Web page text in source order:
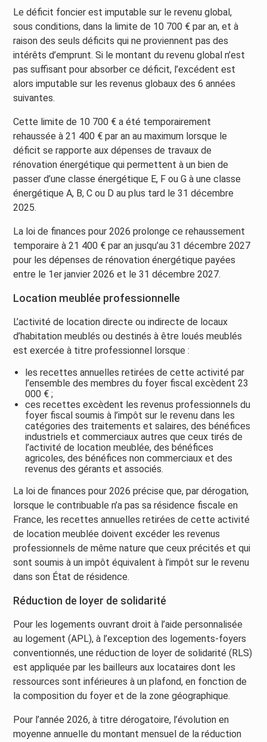
Le déficit foncier est imputable sur le revenu global,
sous conditions, dans la limite de 10 700 € par an, et à
raison des seuls déficits qui ne proviennent pas des
intérêts d’emprunt. Si le montant du revenu global n’est
pas suffisant pour absorber ce déficit, l’excédent est
alors imputable sur les revenus globaux des 6 années
suivantes.
Cette limite de 10 700 € a été temporairement
rehaussée à 21 400 € par an au maximum lorsque le
déficit se rapporte aux dépenses de travaux de
rénovation énergétique qui permettent à un bien de
passer d’une classe énergétique E, F ou G à une classe
énergétique A, B, C ou D au plus tard le 31 décembre
2025.
La loi de finances pour 2026 prolonge ce rehaussement
temporaire à 21 400 € par an jusqu’au 31 décembre 2027
pour les dépenses de rénovation énergétique payées
entre le 1er janvier 2026 et le 31 décembre 2027.
Location meublée professionnelle
L’activité de location directe ou indirecte de locaux
d’habitation meublés ou destinés à être loués meublés
est exercée à titre professionnel lorsque :
les recettes annuelles retirées de cette activité par
l’ensemble des membres du foyer fiscal excèdent 23
000 € ;
ces recettes excèdent les revenus professionnels du
foyer fiscal soumis à l’impôt sur le revenu dans les
catégories des traitements et salaires, des bénéfices
industriels et commerciaux autres que ceux tirés de
l’activité de location meublée, des bénéfices
agricoles, des bénéfices non commerciaux et des
revenus des gérants et associés.
La loi de finances pour 2026 précise que, par dérogation,
lorsque le contribuable n’a pas sa résidence fiscale en
France, les recettes annuelles retirées de cette activité
de location meublée doivent excéder les revenus
professionnels de même nature que ceux précités et qui
sont soumis à un impôt équivalent à l’impôt sur le revenu
dans son État de résidence.
Réduction de loyer de solidarité
Pour les logements ouvrant droit à l’aide personnalisée
au logement (APL), à l’exception des logements-foyers
conventionnés, une réduction de loyer de solidarité (RLS)
est appliquée par les bailleurs aux locataires dont les
ressources sont inférieures à un plafond, en fonction de
la composition du foyer et de la zone géographique.
Pour l’année 2026, à titre dérogatoire, l’évolution en
moyenne annuelle du montant mensuel de la réduction